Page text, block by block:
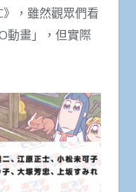
》，雖然觀眾們看
動畫」，但實際